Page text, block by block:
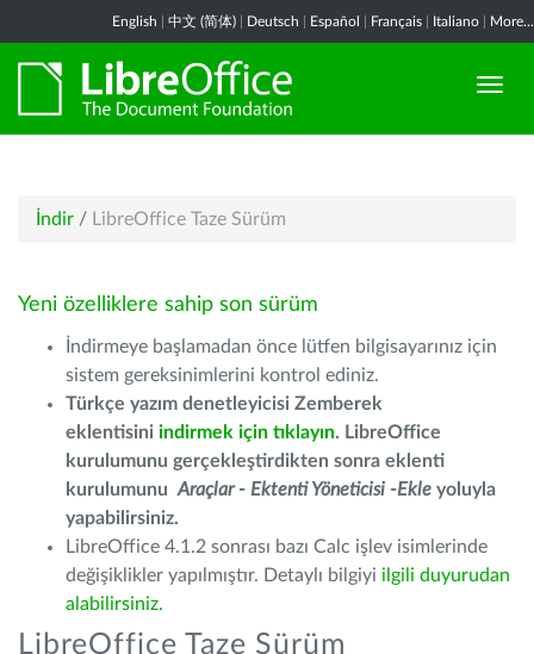
English 中文 (简体) Deutsch Español Français Italiano More...
İndir / LibreOffice Taze Sürüm
Yeni özelliklere sahip son sürüm
İndirmeye başlamadan önce lütfen bilgisayarınız için
sistem gereksinimlerini kontrol ediniz.
Türkçe yazım denetleyicisi Zemberek
eklentisini indirmek için tıklayın. LibreOffice
kurulumunu gerçekleştirdikten sonra eklenti
kurulumunu Araçlar - Ektenti Yöneticisi -Ekle yoluyla
yapabilirsiniz.
LibreOffice 4.1.2 sonrası bazı Calc işlev isimlerinde
değişiklikler yapılmıştır. Detaylı bilgiyi ilgili duyurudan
alabilirsiniz.
LibreOffice Taze Sürüm